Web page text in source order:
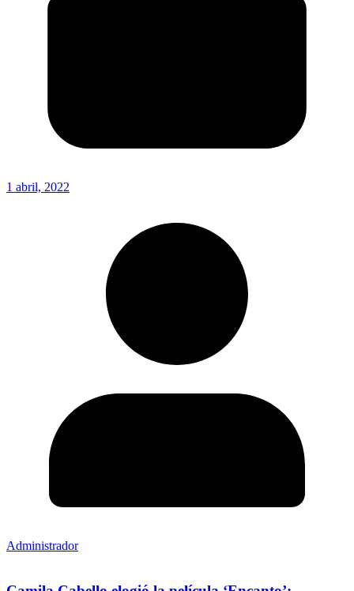
1 abril, 2022
Administrador